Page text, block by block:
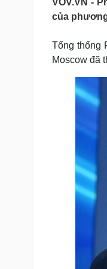
Tin nóng
Tư vấn luật
Sức khỏe
Dinh dưỡng
Cây thuốc
Sản phụ khoa
Nam khoa
Phòng mạch
Ăn sạch sống
Cải chính
VOV.VN -
của
Tổng thống
Moscow đã